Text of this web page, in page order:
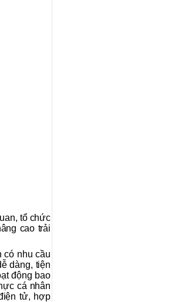
tổ chức
cao trải
có nhu cầu
dàng, tiện
động bao
cá nhân
tử, hợp